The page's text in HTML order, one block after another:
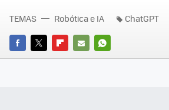
FACEBOOK
TWITTERFLIPBOARD
E-
WHATSAPP
TEMAS Robótica e IA ChatGPT